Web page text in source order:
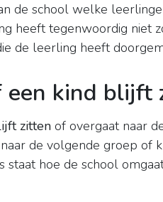
de school welke
heeft tegenwoordig niet
de leerling heeft
kind blijft
zitten of overgaat naar
de volgende groep of
staat hoe de school